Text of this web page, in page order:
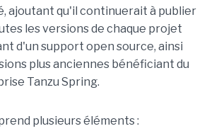
ajoutant qu'il continuerait à publier
les versions de chaque projet
d'un support open source, ainsi
plus anciennes bénéficiant du
Tanzu Spring.
plusieurs éléments :